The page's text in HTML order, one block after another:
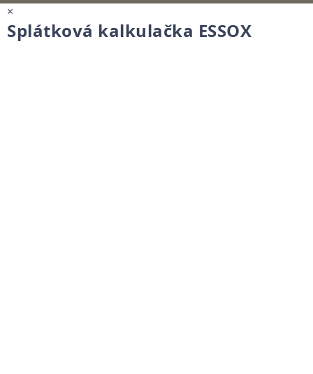
×
Splátková kalkulačka ESSOX